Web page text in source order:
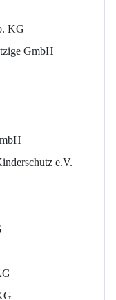
KG
GmbH
e.V.